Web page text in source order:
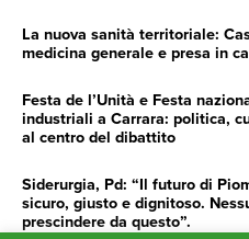
La nuova sanità territoriale:
medicina generale e presa in
Festa de l’Unità e Festa
industriali a Carrara: politica,
al centro del dibattito
Siderurgia, Pd: “Il futuro di
sicuro, giusto e dignitoso.
prescindere da questo”.